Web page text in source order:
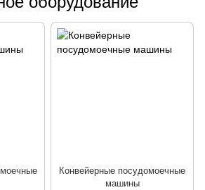
Конвейерные посудомоечные
машины